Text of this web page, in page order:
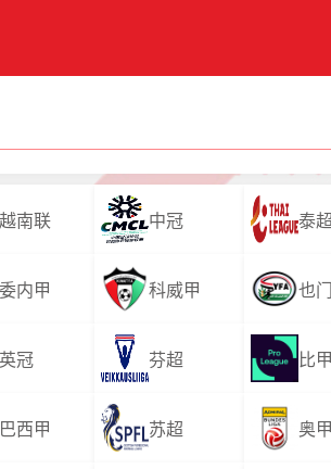
越南联 中冠 泰超
委内甲 科威甲 也
英冠 芬超 比甲
巴西甲 苏超 奥甲